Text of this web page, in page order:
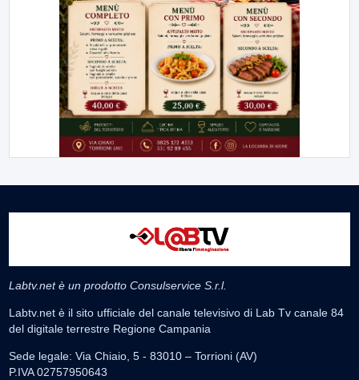
Labtv.net è un prodotto Consulservice S.r.l.
Labtv.net è il sito ufficiale del canale televisivo di Lab Tv canale 84
del digitale terrestre Regione Campania
Sede legale: Via Chiaio, 5 - 83010 – Torrioni (AV)
P.IVA 02757950643